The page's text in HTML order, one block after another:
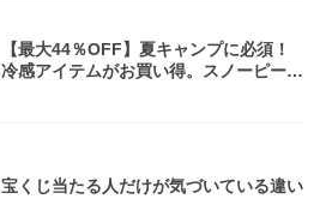
【最大44％OFF】夏キャンプに必須！
冷感アイテムがお買い得。スノーピー
宝くじ当たる人だけが気づいている違い